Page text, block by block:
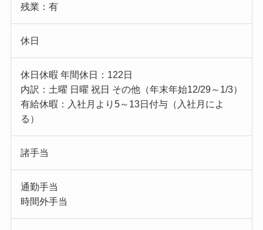
残業：有
休日
休日休暇 年間休日：122日
内訳：土曜 日曜 祝日 その他（年末年始12/29～1/3）
有給休暇：入社月より5～13日付与（入社月によ
る）
諸手当
通勤手当
時間外手当